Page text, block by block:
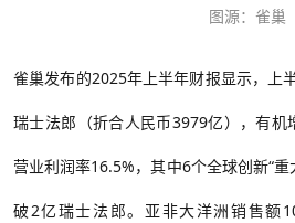
图源：雀巢
雀巢发布的2025年上半年财报显示，上
瑞士法郎（折合人民币3979亿），有机
营业利润率16.5%，其中6个全球创新“
破2亿瑞士法郎。亚非大洋洲销售额